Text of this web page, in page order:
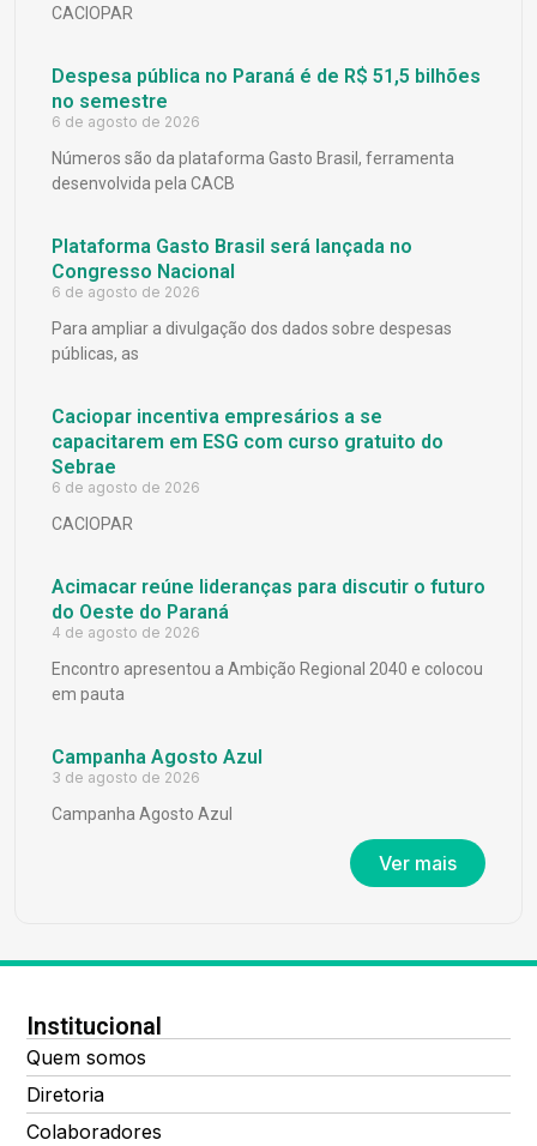
CACIOPAR
Despesa pública no Paraná é de R$ 51,5 bilhões
no semestre
6 de agosto de 2026
Números são da plataforma Gasto Brasil, ferramenta
desenvolvida pela CACB
Plataforma Gasto Brasil será lançada no
Congresso Nacional
6 de agosto de 2026
Para ampliar a divulgação dos dados sobre despesas
públicas, as
Caciopar incentiva empresários a se
capacitarem em ESG com curso gratuito do
Sebrae
6 de agosto de 2026
CACIOPAR
Acimacar reúne lideranças para discutir o futuro
do Oeste do Paraná
4 de agosto de 2026
Encontro apresentou a Ambição Regional 2040 e colocou
em pauta
Campanha Agosto Azul
3 de agosto de 2026
Campanha Agosto Azul
Ver mais
Institucional
Quem somos
Diretoria
Colaboradores